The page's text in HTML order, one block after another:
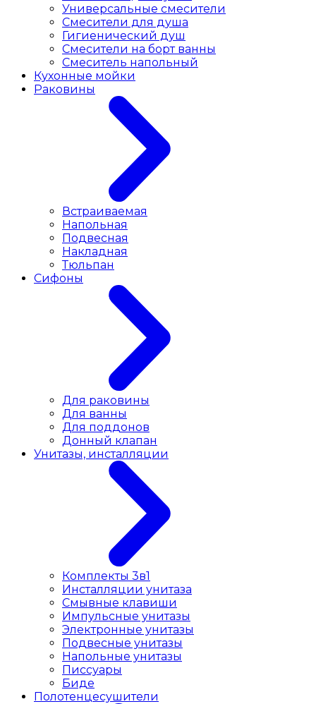
Универсальные смесители
Смесители для душа
Гигиенический душ
Смесители на борт ванны
Смеситель напольный
Кухонные мойки
Раковины
Встраиваемая
Напольная
Подвесная
Накладная
Тюльпан
Сифоны
Для раковины
Для ванны
Для поддонов
Донный клапан
Унитазы, инсталляции
Комплекты 3в1
Инсталляции унитаза
Смывные клавиши
Импульсные унитазы
Электронные унитазы
Подвесные унитазы
Напольные унитазы
Писсуары
Биде
Полотенцесушители